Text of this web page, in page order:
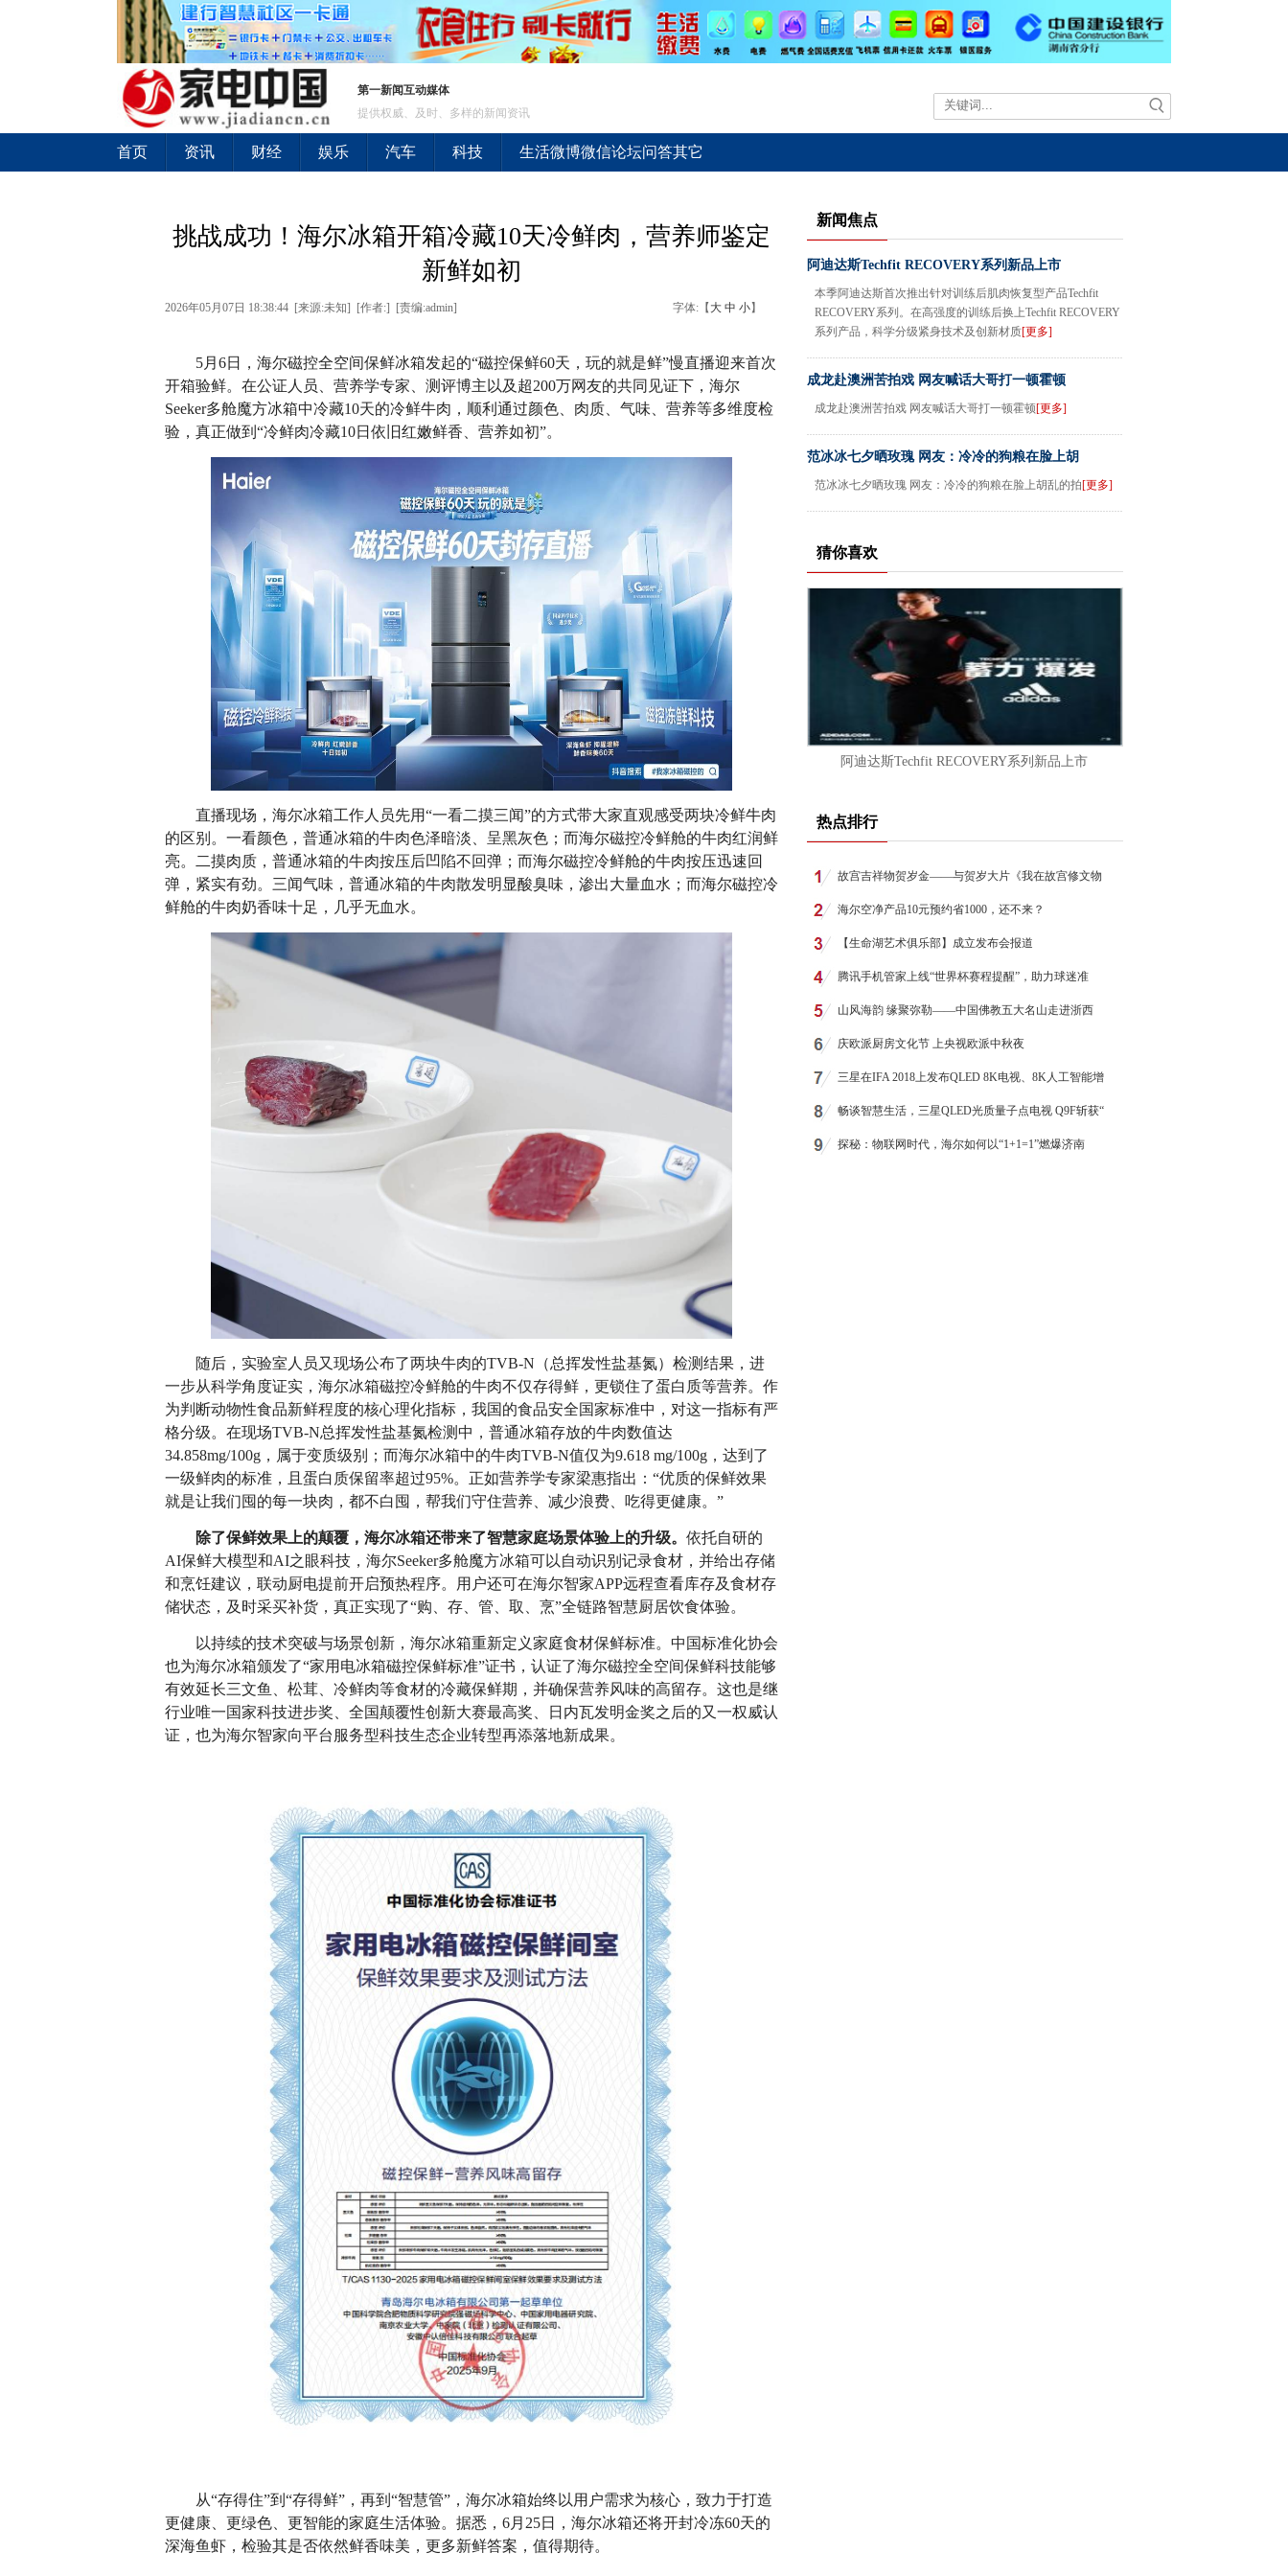
第一新闻互动媒体
提供权威、及时、多样的新闻资讯
首页 资讯 财经 娱乐 汽车 科技 生活微博微信论坛问答其它
挑战成功！海尔冰箱开箱冷藏10天冷鲜肉，营养师鉴定
新鲜如初
2026年05月07日 18:38:44 [来源:未知] [作者:] [责编:admin] 字体:【 大 中 小】
5月6日，海尔磁控全空间保鲜冰箱发起的“磁控保鲜60天，玩的就是鲜”慢直播迎来首次
开箱验鲜。在公证人员、营养学专家、测评博主以及超200万网友的共同见证下，海尔
Seeker多舱魔方冰箱中冷藏10天的冷鲜牛肉，顺利通过颜色、肉质、气味、营养等多维度检
验，真正做到“冷鲜肉冷藏10日依旧红嫩鲜香、营养如初”。
直播现场，海尔冰箱工作人员先用“一看二摸三闻”的方式带大家直观感受两块冷鲜牛肉
的区别。一看颜色，普通冰箱的牛肉色泽暗淡、呈黑灰色；而海尔磁控冷鲜舱的牛肉红润鲜
亮。二摸肉质，普通冰箱的牛肉按压后凹陷不回弹；而海尔磁控冷鲜舱的牛肉按压迅速回
弹，紧实有劲。三闻气味，普通冰箱的牛肉散发明显酸臭味，渗出大量血水；而海尔磁控冷
鲜舱的牛肉奶香味十足，几乎无血水。
随后，实验室人员又现场公布了两块牛肉的TVB-N（总挥发性盐基氮）检测结果，进
一步从科学角度证实，海尔冰箱磁控冷鲜舱的牛肉不仅存得鲜，更锁住了蛋白质等营养。作
为判断动物性食品新鲜程度的核心理化指标，我国的食品安全国家标准中，对这一指标有严
格分级。在现场TVB-N总挥发性盐基氮检测中，普通冰箱存放的牛肉数值达
34.858mg/100g，属于变质级别；而海尔冰箱中的牛肉TVB-N值仅为9.618 mg/100g，达到了
一级鲜肉的标准，且蛋白质保留率超过95%。正如营养学专家梁惠指出：“优质的保鲜效果
就是让我们囤的每一块肉，都不白囤，帮我们守住营养、减少浪费、吃得更健康。”
除了保鲜效果上的颠覆，海尔冰箱还带来了智慧家庭场景体验上的升级。 依托自研的
AI保鲜大模型和AI之眼科技，海尔Seeker多舱魔方冰箱可以自动识别记录食材，并给出存储
和烹饪建议，联动厨电提前开启预热程序。用户还可在海尔智家APP远程查看库存及食材存
储状态，及时采买补货，真正实现了“购、存、管、取、烹”全链路智慧厨居饮食体验。
以持续的技术突破与场景创新，海尔冰箱重新定义家庭食材保鲜标准。中国标准化协会
也为海尔冰箱颁发了“家用电冰箱磁控保鲜标准”证书，认证了海尔磁控全空间保鲜科技能够
有效延长三文鱼、松茸、冷鲜肉等食材的冷藏保鲜期，并确保营养风味的高留存。这也是继
行业唯一国家科技进步奖、全国颠覆性创新大赛最高奖、日内瓦发明金奖之后的又一权威认
证，也为海尔智家向平台服务型科技生态企业转型再添落地新成果。
从“存得住”到“存得鲜”，再到“智慧管”，海尔冰箱始终以用户需求为核心，致力于打造
更健康、更绿色、更智能的家庭生活体验。据悉，6月25日，海尔冰箱还将开封冷冻60天的
深海鱼虾，检验其是否依然鲜香味美，更多新鲜答案，值得期待。
新闻焦点
阿迪达斯Techfit RECOVERY系列新品上市
本季阿迪达斯首次推出针对训练后肌肉恢复型产品Techfit
RECOVERY系列。在高强度的训练后换上Techfit RECOVERY
系列产品，科学分级紧身技术及创新材质[更多]
成龙赴澳洲苦拍戏 网友喊话大哥打一顿霍顿
成龙赴澳洲苦拍戏 网友喊话大哥打一顿霍顿[更多]
范冰冰七夕晒玫瑰 网友：冷冷的狗粮在脸上胡
范冰冰七夕晒玫瑰 网友：冷冷的狗粮在脸上胡乱的拍[更多]
猜你喜欢
阿迪达斯Techfit RECOVERY系列新品上市
热点排行
故宫吉祥物贺岁金——与贺岁大片《我在故宫修文物
海尔空净产品10元预约省1000，还不来？
【生命湖艺术俱乐部】成立发布会报道
腾讯手机管家上线“世界杯赛程提醒”，助力球迷准
山风海韵 缘聚弥勒——中国佛教五大名山走进浙西
庆欧派厨房文化节 上央视欧派中秋夜
三星在IFA 2018上发布QLED 8K电视、8K人工智能增
畅谈智慧生活，三星QLED光质量子点电视 Q9F斩获“
探秘：物联网时代，海尔如何以“1+1=1”燃爆济南